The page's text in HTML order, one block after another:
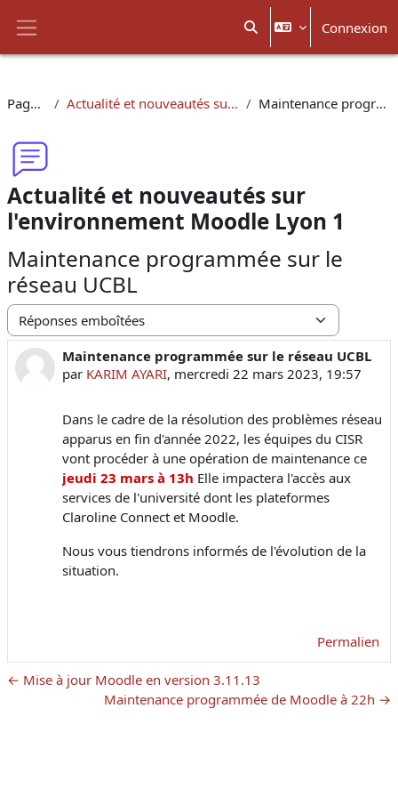
Activer/désactiver la
Connexion
Pages du site Actualité et nouveautés sur l'environnement Moodle Lyon 1 Maintenance programmée sur le réseau UCBL
Actualité et nouveautés sur
l'environnement Moodle Lyon 1
Maintenance programmée sur le
réseau UCBL
Type d’affichage
Maintenance programmée sur le réseau UCBL
par KARIM AYARI, mercredi 22 mars 2023, 19:57
Nombre de réponses : 0
Dans le cadre de la résolution des problèmes réseau
apparus en fin d'année 2022, les équipes du CISR
vont procéder à une opération de maintenance ce
jeudi 23 mars à 13h Elle impactera l'accès aux
services de l'université dont les plateformes
Claroline Connect et Moodle.
Nous vous tiendrons informés de l'évolution de la
situation.
Permalien
← Mise à jour Moodle en version 3.11.13
Maintenance programmée de Moodle à 22h →